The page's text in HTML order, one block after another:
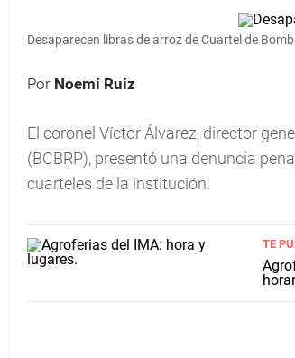
Desaparecen libras de arroz de Cuartel de
Por Noemí Ruíz
El coronel Víctor Álvarez, director
(BCBRP), presentó una denuncia
cuarteles de la institución.
TE